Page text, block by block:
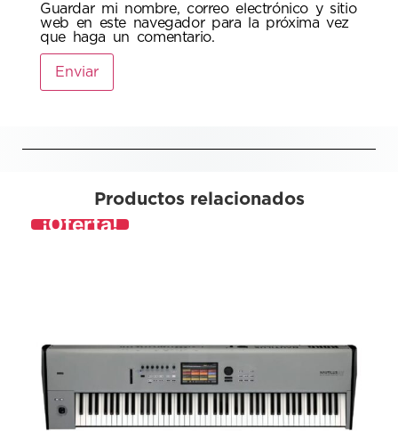
Guardar mi nombre, correo electrónico y sitio
web en este navegador para la próxima vez
que haga un comentario.
Productos relacionados
¡Oferta!